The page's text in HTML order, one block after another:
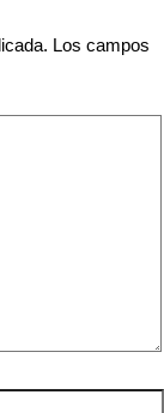
Los campos